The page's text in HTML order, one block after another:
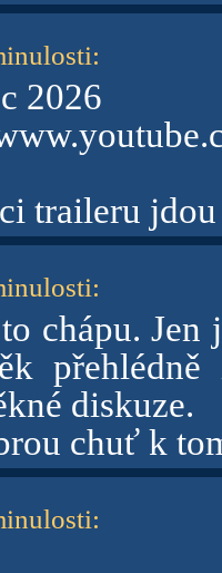
:
2026
traileru
:
chápu. Jen
přehlédně
diskuze.
chuť k
: